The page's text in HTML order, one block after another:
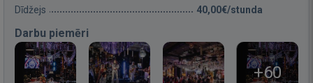
Dīdžejs 40,00€/stunda
Darbu piemēri
+60